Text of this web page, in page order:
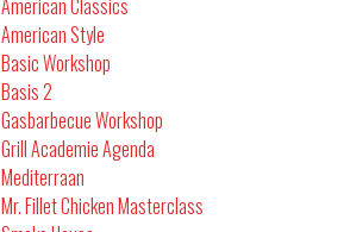
American Classics
American Style
Basic Workshop
Basis 2
Gasbarbecue Workshop
Grill Academie Agenda
Mediterraan
Mr. Fillet Chicken Masterclass